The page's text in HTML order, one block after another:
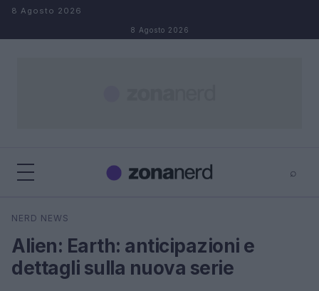
Salta al contenuto
8 Agosto 2026
8 Agosto 2026
⌕
Cerca
NERD NEWS
Alien: Earth: anticipazioni e
dettagli sulla nuova serie